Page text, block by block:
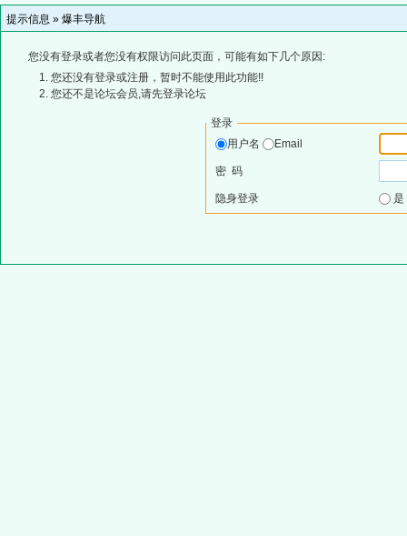
提示信息 » 爆丰导航
您没有登录或者您没有权限访问此页面，可能有如下几个原因:
您还没有登录或注册，暂时不能使用此功能!!
您还不是论坛会员,请先登录论坛
登录
用户名
Email
密 码
隐身登录